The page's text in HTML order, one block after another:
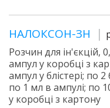
НАЛОКСОН-ЗН
Розчин для ін'єкцій,
ампул у коробці з
ампул у блістері; по
по 1 мл в ампулі; по
у коробці з картону